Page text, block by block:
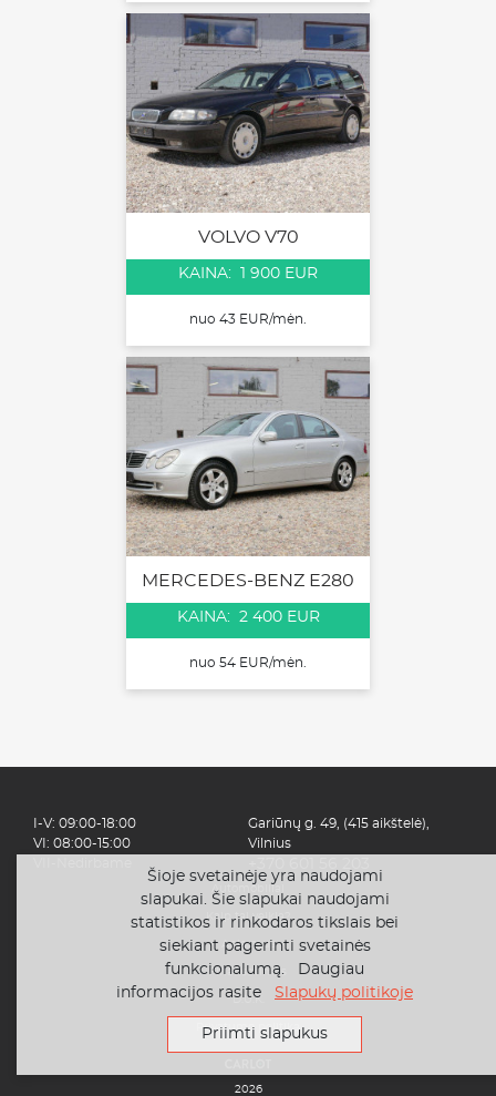
VOLVO V70
KAINA: 1 900 EUR
nuo 43 EUR/mėn.
MERCEDES-BENZ E280
KAINA: 2 400 EUR
nuo 54 EUR/mėn.
Šioje svetainėje yra naudojami
slapukai. Šie slapukai naudojami
statistikos ir rinkodaros tikslais bei
siekiant pagerinti svetainės
funkcionalumą. Daugiau
informacijos rasite Slapukų politikoje
Priimti slapukus
Automobiliai
Kaip tai veikia?
Apie mus
Finansavimas
D.U.K.
Privatumo politika
Gariūnų g. 49, (415 aikštelė),
Vilnius
I-V: 09:00-18:00
VI: 08:00-15:00
2026